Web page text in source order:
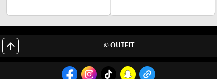
OUTFIT ©
arrow_upward